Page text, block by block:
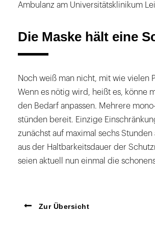
Ambulanz am Universitätsklinikum
Die Maske hält eine
Noch weiß man nicht, mit wie vielen
Wenn es nötig wird, heißt es, könne
den Bedarf anpassen. Mehrere
stünden bereit. Einzige
zunächst auf maximal sechs
aus der Haltbarkeitsdauer der
seien aktuell nun einmal die
Zur Übersicht